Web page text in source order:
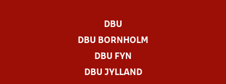
DBU
DBU BORNHOLM
DBU FYN
DBU JYLLAND